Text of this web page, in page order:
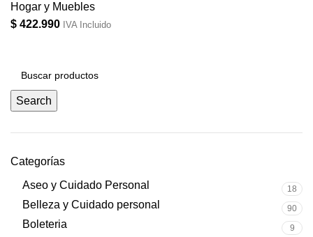
Search
Categorías
Aseo y Cuidado Personal
18
Belleza y Cuidado personal 90
Boleteria 9
Hogar y Muebles
$ 422.990 IVA Incluido